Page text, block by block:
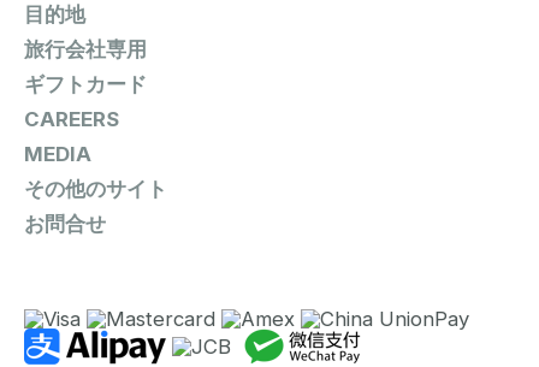
目的地
旅行会社専用
ギフトカード
CAREERS
MEDIA
その他のサイト
お問合せ